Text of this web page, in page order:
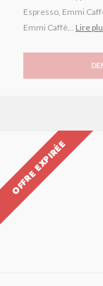
Espresso, Emmi
Emmi Caffè... Lire
OFFRE EXPIRÉE